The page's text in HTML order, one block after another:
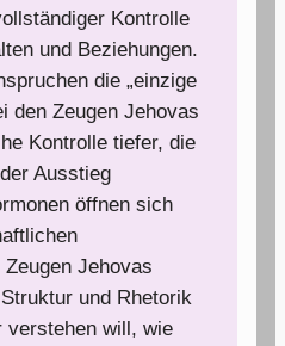
Kontrolle
und Beziehungen.
die „einzige
den Zeugen Jehovas
Kontrolle tiefer, die
Ausstieg
öffnen sich
Jehovas
und Rhetorik
verstehen will, wie